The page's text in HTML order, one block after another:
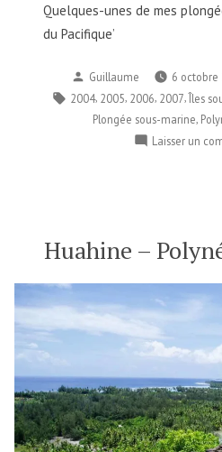
Quelques-unes de mes
du Pacifique’
Publié
par
Guillaume 6 octobre
Étiquettes :
2004, 2005 2006 2007 ,Îles
Plongée sous-marine
Laisser un
Huahine –